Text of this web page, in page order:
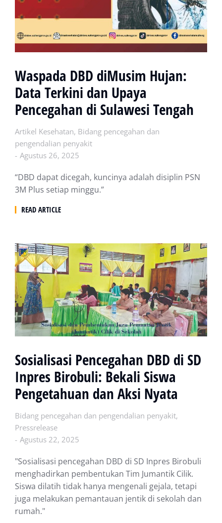
Waspada DBD diMusim Hujan:
Data Terkini dan Upaya
Pencegahan di Sulawesi Tengah
Artikel Kesehatan, Bidang pencegahan dan
pengendalian penyakit
Agustus 26, 2025
“DBD dapat dicegah, kuncinya adalah disiplin PSN
3M Plus setiap minggu.”
READ ARTICLE
Sosialisasi Pencegahan DBD di SD
Inpres Birobuli: Bekali Siswa
Pengetahuan dan Aksi Nyata
Bidang pencegahan dan pengendalian penyakit,
Pressrelease
Agustus 22, 2025
"Sosialisasi pencegahan DBD di SD Inpres Birobuli
menghadirkan pembentukan Tim Jumantik Cilik.
Siswa dilatih tidak hanya mengenali gejala, tetapi
juga melakukan pemantauan jentik di sekolah dan
rumah."